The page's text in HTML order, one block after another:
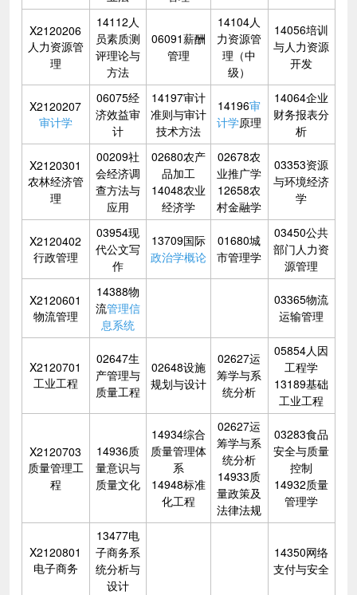
X2120206
人力资源管
理
14112人
员素质测
评理论与
方法
06091薪酬
管理
14104人
力资源管
理（中
级）
14056培训
与人力资源
开发
X2120207
审计学
06075经
济效益审
计
14197审计
准则与审计
技术方法
14196审
计学原理
14064企业
财务报表分
析
X2120301
农林经济管
理
00209社
会经济调
查方法与
应用
02680农产
品加工
14048农业
经济学
02678农
业推广学
12658农
村金融学
03353资源
与环境经济
学
X2120402
行政管理
03954现
代公文写
作
13709国际
政治学概论
01680城
市管理学
03450公共
部门人力资
源管理
X2120601
物流管理
14388物
流管理信
息系统
03365物流
运输管理
X2120701
工业工程
02647生
产管理与
质量工程
02648设施
规划与设计
02627运
筹学与系
统分析
05854人因
工程学
13189基础
工业工程
X2120703
质量管理工
程
14936质
量意识与
质量文化
14934综合
质量管理体
系
14948标准
化工程
02627运
筹学与系
统分析
14933质
量政策及
法律法规
03283食品
安全与质量
控制
14932质量
管理学
X2120801
电子商务
13477电
子商务系
统分析与
设计
14350网络
支付与安全